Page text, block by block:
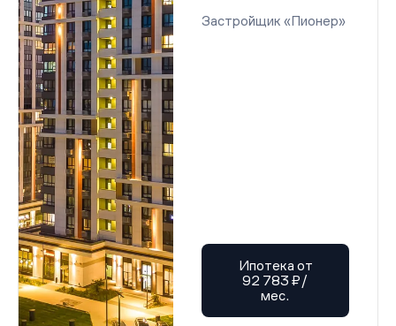
Застройщик «Пионер»
Ипотека от
92 783 ₽/
мес.